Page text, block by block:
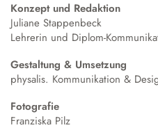
Konzept und Redaktion
Juliane Stappenbeck
Lehrerin und Diplom-
Gestaltung & Umsetzung
physalis. Kommunikation &
Fotografie
Franziska Pilz